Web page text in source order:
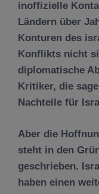
inoffizielle
Ländern über
Konturen des
Konflikts nicht
diplomatische
Kritiker, die
Nachteile für
Aber die
steht in den
geschrieben.
haben einen